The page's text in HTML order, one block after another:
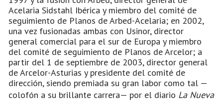
Acelaria Sidstahl Ibérica y miembro del comité de
seguimiento de Planos de Arbed-Acelaria; en 2002,
una vez fusionadas ambas con Usinor, director
general comercial para el sur de Europa y miembro
del comité de seguimiento de Planos de Arcelor; a
partir del 1 de septiembre de 2003, director general
de Arcelor-Asturias y presidente del comité de
dirección, siendo premiada su gran labor como tal —
colofón a su brillante carrera— por el diario La Nueva